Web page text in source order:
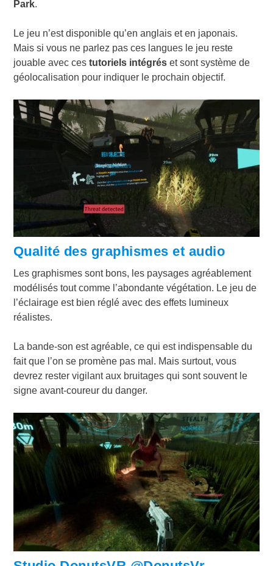
Park.
Le jeu n’est disponible qu’en anglais et en japonais.
Mais si vous ne parlez pas ces langues le jeu reste
jouable avec ces tutoriels intégréset sont système de
géolocalisation pour indiquer le prochain objectif.
Qualité des graphismes et audio
Les graphismes sont bons, les paysages agréablement
modélisés tout comme l’abondante végétation. Le jeu de
l’éclairage est bien réglé avec des effets lumineux
réalistes.
La bande-son est agréable, ce qui est indispensable du
fait que l’on se promène pas mal. Mais surtout, vous
devrez rester vigilant aux bruitages qui sont souvent le
signe avant-coureur du danger.